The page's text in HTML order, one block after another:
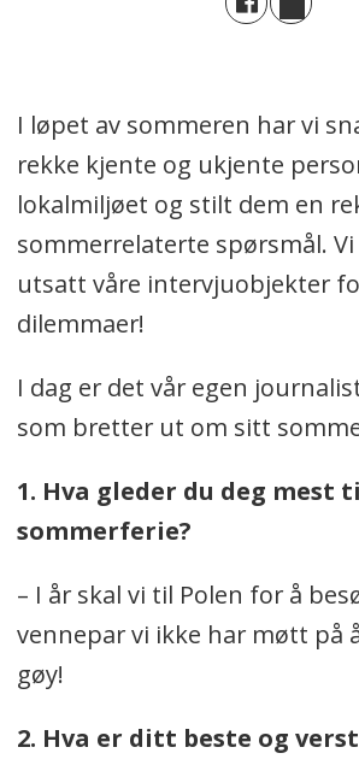
I løpet av sommeren har vi
rekke kjente og ukjente
lokalmiljøet og stilt dem en
sommerrelaterte spørsmål.
utsatt våre intervjuobjekter
dilemmaer!
I dag er det vår egen
som bretter ut om sitt
1. Hva gleder du deg mest
sommerferie?
– I år skal vi til Polen for å
vennepar vi ikke har møtt på
gøy!
2. Hva er ditt beste og